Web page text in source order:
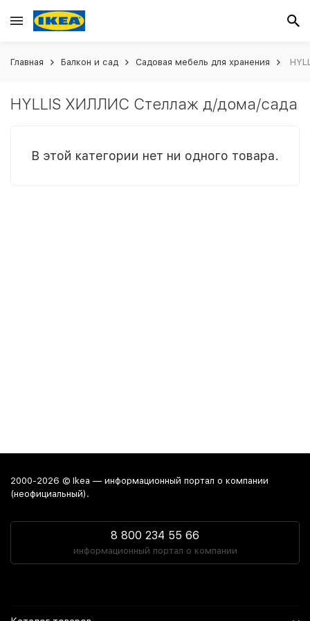
Главная Балкон и сад Садовая мебель для хранения
HYLLIS ХИЛЛИС Стеллаж д/дома/сада
В этой категории нет ни одного товара.
2000-2026 © Ikea — информационный портал о компании
(неофициальный).
8 800 234 55 66
информационный портал о компании